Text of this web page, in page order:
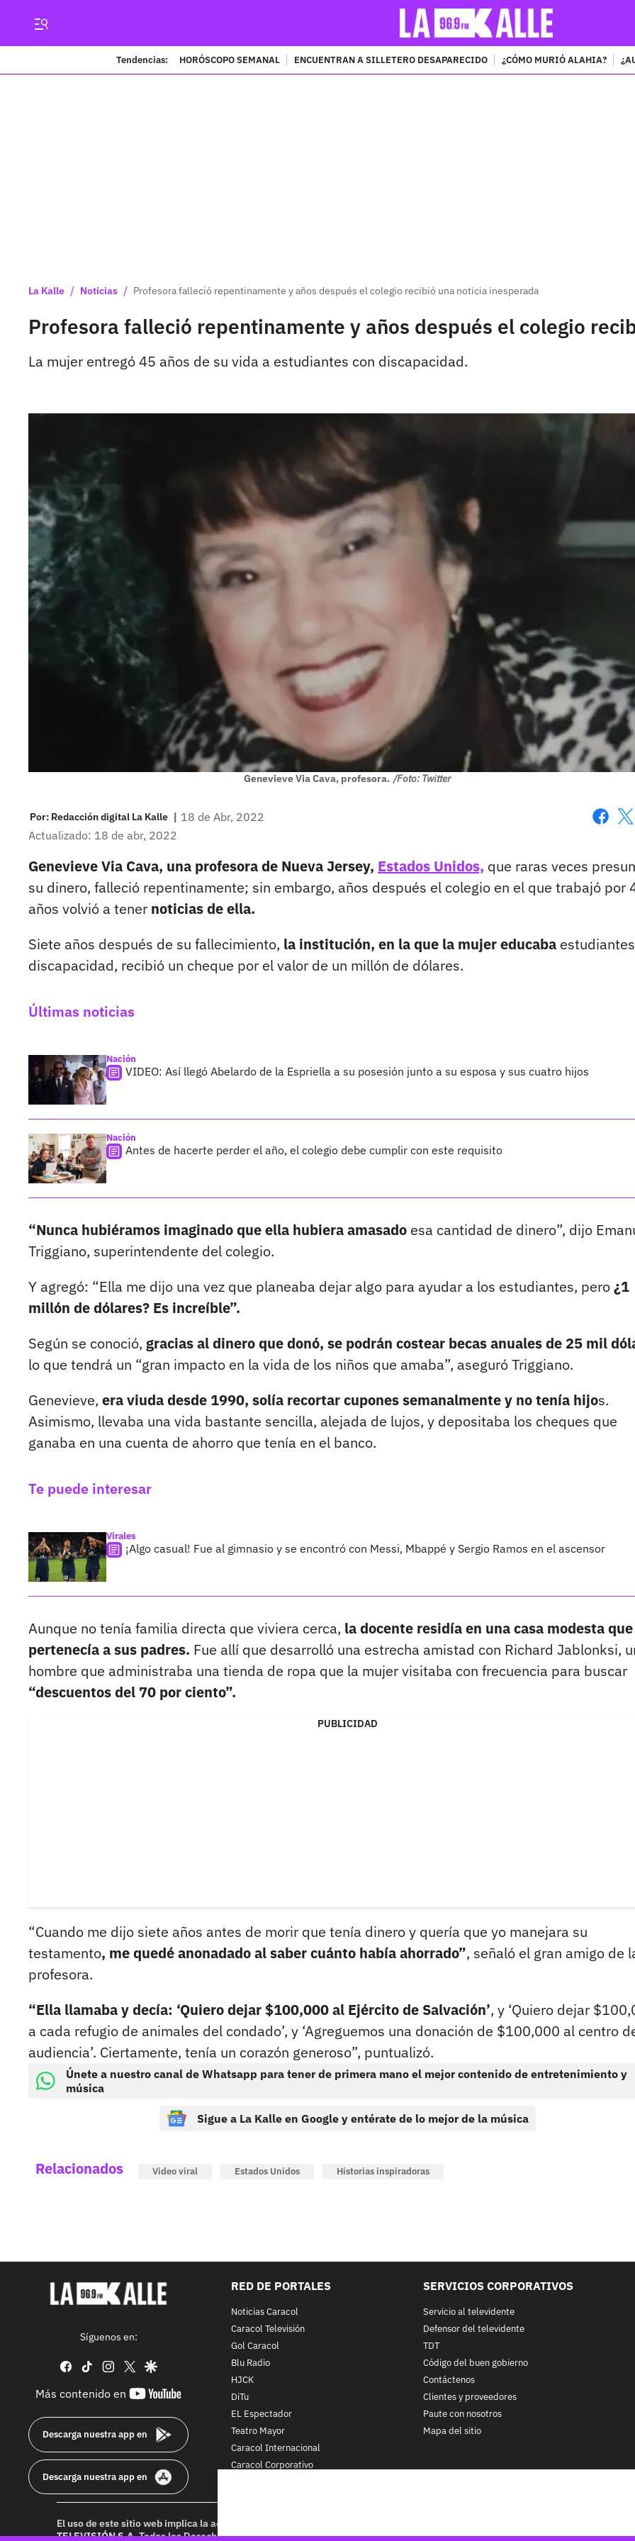
Tendencias: HORÓSCOPO SEMANAL ENCUENTRAN A SILLETERO DESAPARECIDO ¿CÓMO MURIÓ ALAHIA?
La Kalle / Noticias / Profesora falleció repentinamente y años después el colegio recibió una noticia inesperada
Profesora falleció repentinamente y años después el colegio
La mujer entregó 45 años de su vida a estudiantes con discapacidad.
Genevieve Via Cava, profesora. /Foto: Twitter
Por: Redacción digital La Kalle | 18 de Abr, 2022
Actualizado: 18 de abr, 2022
Genevieve Via Cava, una profesora de Nueva Jersey, Estados Unidos, que raras veces
su dinero, falleció repentinamente; sin embargo, años después el colegio en el que trabajó por
años volvió a tener noticias de ella.
Siete años después de su fallecimiento, la institución, en la que la mujer educaba
discapacidad, recibió un cheque por el valor de un millón de dólares.
Últimas noticias
Nación
VIDEO: Así llegó Abelardo de la Espriella a su posesión junto a su esposa y sus cuatro hijos
Nación
Antes de hacerte perder el año, el colegio debe cumplir con este requisito
“Nunca hubiéramos imaginado que ella hubiera amasado esa cantidad de dinero”, dijo
Triggiano, superintendente del colegio.
Y agregó: “Ella me dijo una vez que planeaba dejar algo para ayudar a los estudiantes, pero¿1
millón de dólares? Es increíble”.
Según se conoció, gracias al dinero que donó, se podrán costear becas anuales de 25 mil
lo que tendrá un “gran impacto en la vida de los niños que amaba”, aseguró Triggiano.
Genevieve, era viuda desde 1990, solía recortar cupones semanalmente y no tenía hijos.
Asimismo, llevaba una vida bastante sencilla, alejada de lujos, y depositaba los cheques que
ganaba en una cuenta de ahorro que tenía en el banco.
Te puede interesar
Virales
¡Algo casual! Fue al gimnasio y se encontró con Messi, Mbappé y Sergio Ramos en el ascensor
Aunque no tenía familia directa que viviera cerca, la docente residía en una casa modesta que
pertenecía a sus padres. Fue allí que desarrolló una estrecha amistad con Richard Jablonksi,
hombre que administraba una tienda de ropa que la mujer visitaba con frecuencia para buscar
“descuentos del 70 por ciento”.
PUBLICIDAD
“Cuando me dijo siete años antes de morir que tenía dinero y quería que yo manejara su
testamento, me quedé anonadado al saber cuánto había ahorrado”, señaló el gran amigo de
profesora.
“Ella llamaba y decía: ‘Quiero dejar $100,000 al Ejército de Salvación’, y ‘Quiero dejar
a cada refugio de animales del condado’, y ‘Agreguemos una donación de $100,000 al centro
audiencia’. Ciertamente, tenía un corazón generoso”, puntualizó.
Únete a nuestro canal de Whatsapp para tener de primera mano el mejor contenido de entretenimiento y
música
Sigue a La Kalle en Google y entérate de lo mejor de la música
Relacionados Video viral Estados Unidos Historias inspiradoras
Síguenos en:
facebook
tiktok instagram
twittergoogle
Más contenido en
youtube-
Descarga nuestra app en
Descarga nuestra app en
RED DE PORTALES
Noticias Caracol
Caracol Televisión
Gol Caracol
Blu Radio
HJCK
DiTu
EL Espectador
Teatro Mayor
Caracol Internacional
Caracol Corporativo
SERVICIOS CORPORATIVOS
Servicio al televidente
Defensor del televidente
TDT
Código del buen gobierno
Contáctenos
Clientes y proveedores
Paute con nosotros
Mapa del sitio
El uso de este sitio web implica la aceptación de los
TELEVISIÓN S.A.Todos los Derechos Reservados D.R.A. Prohibida su reproducción total o parcial, así como su traducción a